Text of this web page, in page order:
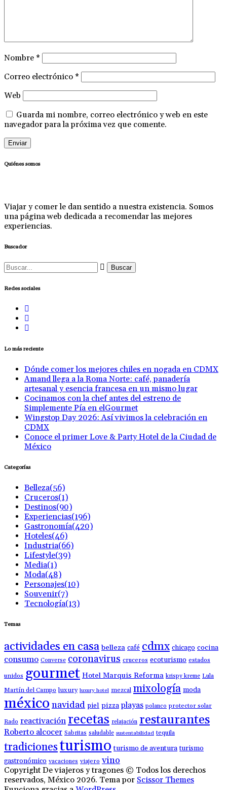
Nombre *
Correo electrónico *
Web
Guarda mi nombre, correo electrónico y web en este
navegador para la próxima vez que comente.
Quiénes somos
Viajar y comer le dan sentido a nuestra existencia. Somos
una página web dedicada a recomendar las mejores
experiencias.
Buscador
Buscar:
Redes sociales
Lo más reciente
Dónde comer los mejores chiles en nogada en CDMX
Amand llega a la Roma Norte: café, panadería
artesanal y esencia francesa en un mismo lugar
Cocinamos con la chef antes del estreno de
Simplemente Pía en elGourmet
Wingstop Day 2026: Así vivimos la celebración en
CDMX
Conoce el primer Love & Party Hotel de la Ciudad de
México
Categorías
Belleza(56)
Cruceros(1)
Destinos(90)
Experiencias(196)
Gastronomía(420)
Hoteles(46)
Industria(66)
Lifestyle(39)
Media(1)
Moda(48)
Personajes(10)
Souvenir(7)
Tecnología(13)
Temas
actividades en casa belleza café cdmx chicago cocina
consumo Converse coronavirus cruceros ecoturismo estados
unidos gourmet Hotel Marquis Reforma krispy kreme Lula
Martín del Campo luxury luxury hotel mezcal mixología moda
méxico navidad piel pizza playas polanco protector solar
Rado reactivación recetas relajación restaurantes
Roberto alcocer Sabritas saludable sustentabilidad tequila
tradicionesturismo turismo de aventura turismo
gastronómico vacaciones viajero vino
Copyright De viajeros y tragones © Todos los derechos
reservados, México 2026. Tema por Scissor Themes